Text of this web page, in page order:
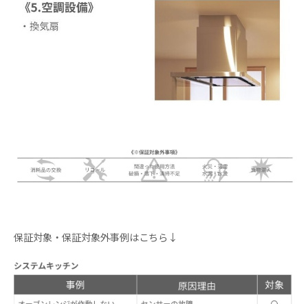
保証対象・保証対象外事例はこちら↓